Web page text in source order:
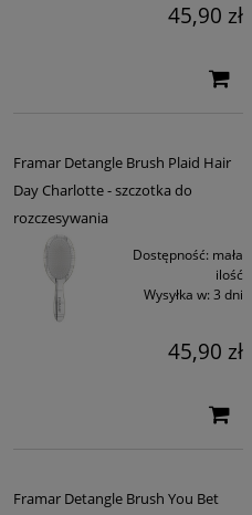
45,90 zł
Framar Detangle Brush Plaid Hair
Day Charlotte - szczotka do
rozczesywania
Dostępność: mała
ilość
Wysyłka w: 3 dni
45,90 zł
Framar Detangle Brush You Bet